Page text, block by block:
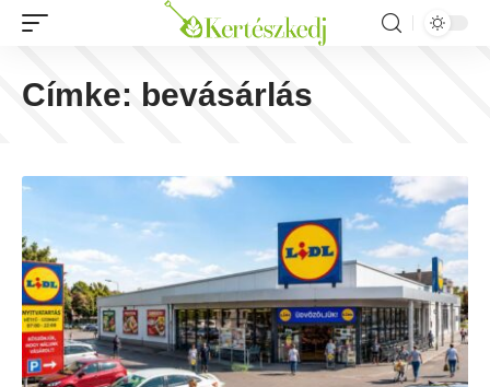
Címke: bevásárlás